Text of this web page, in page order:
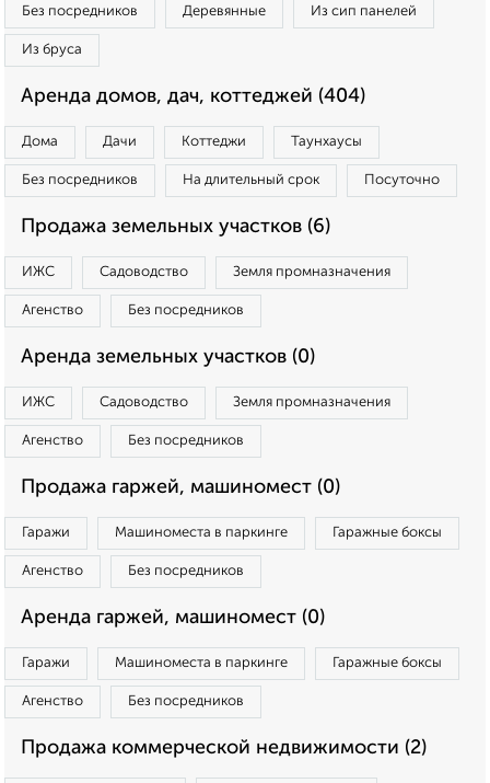
Без посредников Деревянные Из сип панелей
Из бруса
Аренда домов, дач, коттеджей (404)
Дома Дачи Коттеджи Таунхаусы
Без посредников На длительный срок Посуточно
Продажа земельных участков (6)
ИЖС Садоводство Земля промназначения
Агенство Без посредников
Аренда земельных участков (0)
ИЖС Садоводство Земля промназначения
Агенство Без посредников
Продажа гаржей, машиномест (0)
Гаражи Машиноместа в паркинге Гаражные боксы
Агенство Без посредников
Аренда гаржей, машиномест (0)
Гаражи Машиноместа в паркинге Гаражные боксы
Агенство Без посредников
Продажа коммерческой недвижимости (2)